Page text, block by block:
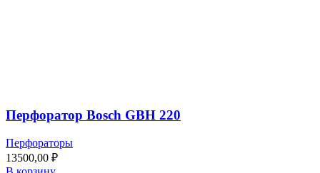
Перфоратор Bosch GBH 220
Перфораторы
13500,00 ₽